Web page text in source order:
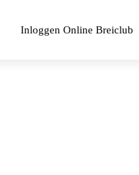
Inloggen Online Breiclub